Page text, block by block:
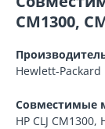
CM1300,
Hewlett-Packard
Совместимые
HP CLJ CM1300,